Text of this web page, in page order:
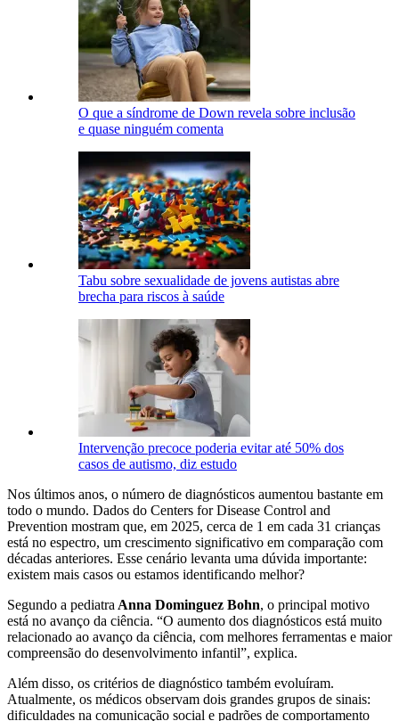
O que a síndrome de Down revela sobre inclusão
e quase ninguém comenta
Tabu sobre sexualidade de jovens autistas abre
brecha para riscos à saúde
Intervenção precoce poderia evitar até 50% dos
casos de autismo, diz estudo
Nos últimos anos, o número de diagnósticos aumentou bastante em
todo o mundo. Dados do Centers for Disease Control and
Prevention mostram que, em 2025, cerca de 1 em cada 31 crianças
está no espectro, um crescimento significativo em comparação com
décadas anteriores. Esse cenário levanta uma dúvida importante:
existem mais casos ou estamos identificando melhor?
Segundo a pediatra Anna Dominguez Bohn, o principal motivo
está no avanço da ciência. “O aumento dos diagnósticos está muito
relacionado ao avanço da ciência, com melhores ferramentas e maior
compreensão do desenvolvimento infantil”, explica.
Além disso, os critérios de diagnóstico também evoluíram.
Atualmente, os médicos observam dois grandes grupos de sinais:
dificuldades na comunicação social e padrões de comportamento